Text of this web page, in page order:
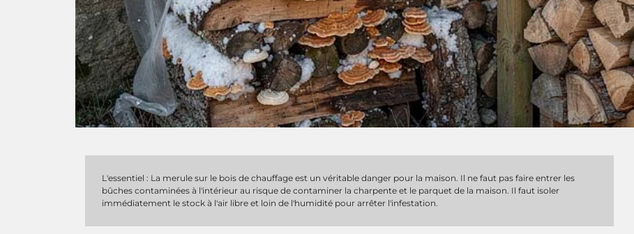
L'essentiel : La merule sur le bois de chauffage est un véritable danger pour la maison. Il ne faut pas faire entrer les
bûches contaminées à l'intérieur au risque de contaminer la charpente et le parquet de la maison. Il faut isoler
immédiatement le stock à l'air libre et loin de l'humidité pour arrêter l'infestation.